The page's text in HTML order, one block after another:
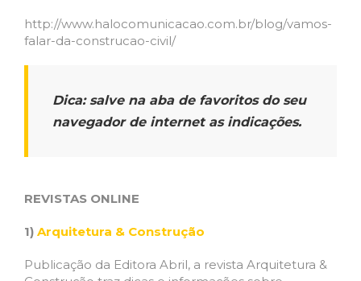
http://www.halocomunicacao.com.br/blog/vamos-
falar-da-construcao-civil/
Dica: salve na aba de favoritos do seu
navegador de internet as indicações.
REVISTAS ONLINE
1) Arquitetura & Construção
Publicação da Editora Abril, a revista Arquitetura &